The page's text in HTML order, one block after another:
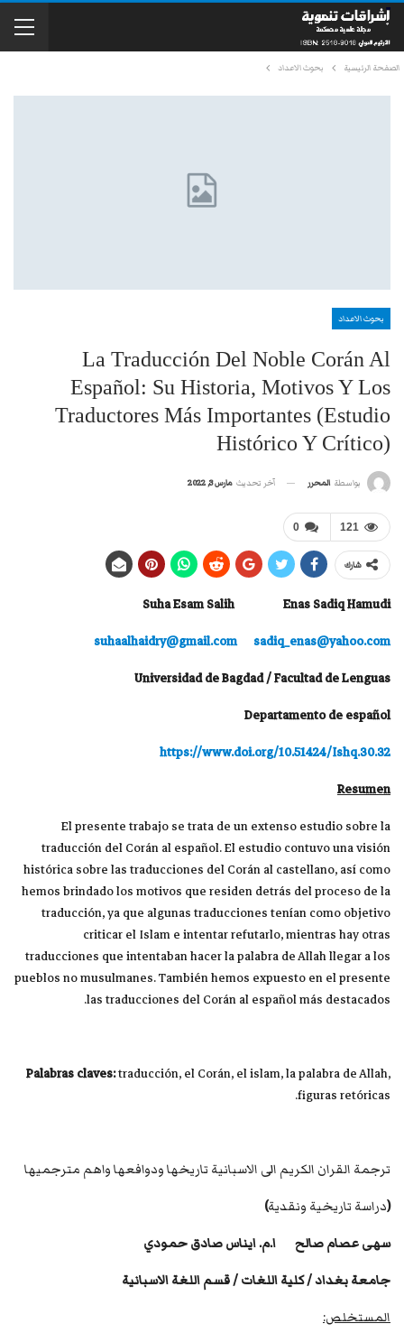
الصفحة الرئيسية بحوث الاعداد
بحوث الاعداد
La Traducción Del Noble Corán Al
Español: Su Historia, Motivos Y Los
Traductores Más Importantes (Estudio
Histórico Y Crítico)
بواسطة المحرر آخر تحديث مارس 3, 2022
0 121
شارك
Suha Esam Salih Enas Sadiq Hamudi
suhaalhaidry@gmail.com
sadiq_enas@yahoo.com
Universidad de Bagdad / Facultad de Lenguas
Departamento de español
https://www.doi.org/10.51424/Ishq.30.32
Resumen
El presente trabajo se trata de un extenso estudio sobre la
traducción del Corán al español. El estudio contuvo una visión
histórica sobre las traducciones del Corán al castellano, así como
hemos brindado los motivos que residen detrás del proceso de la
traducción, ya que algunas traducciones tenían como objetivo
criticar el Islam e intentar refutarlo, mientras hay otras
traducciones que intentaban hacer la palabra de Allah llegar a los
pueblos no musulmanes. También hemos expuesto en el presente
las traducciones del Corán al español más destacados.
Palabras claves:traducción, el Corán, el islam, la palabra de Allah,
figuras retóricas.
ترجمة القران الكريم الى الاسبانية تاريخها ودوافعها واهم مترجميها
(دراسة تاريخية ونقدية)
سهى عصام صالح ا.م. ايناس صادق حمودي
جامعة بغداد / كلية اللغات / قسم اللغة الاسبانية
المستخلص: